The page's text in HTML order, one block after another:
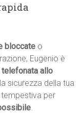
bloccate o
Eugenio è
telefonata allo
sicurezza della tua
per
.